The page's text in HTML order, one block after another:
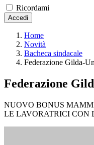
Ricordami
Accedi
Home
Novità
Bacheca sindacale
Federazione Gilda-
Federazione
NUOVO BONUS
LE LAVORATRICI CON